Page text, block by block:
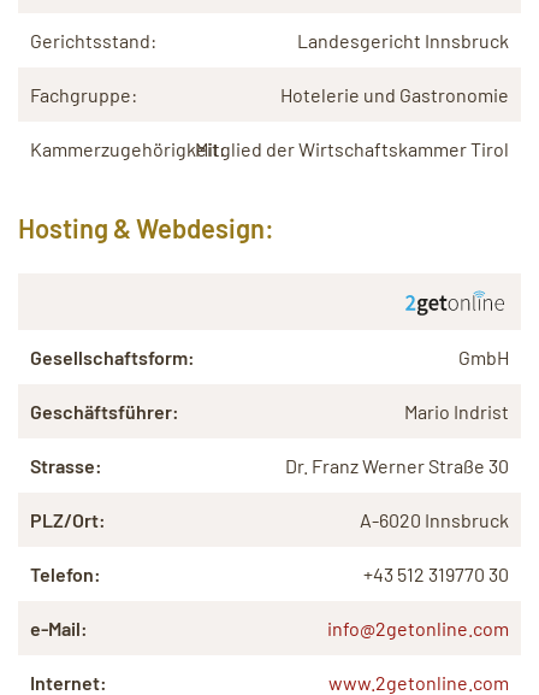
Gerichtsstand: Landesgericht Innsbruck
Fachgruppe: Hotelerie und Gastronomie
Kammerzugehörigkeit:Mitglied der Wirtschaftskammer Tirol
Hosting & Webdesign:
Gesellschaftsform: GmbH
Geschäftsführer: Mario Indrist
Strasse: Dr. Franz Werner Straße 30
PLZ/Ort: A-6020 Innsbruck
Telefon: +43 512 319770 30
e-Mail: info@2getonline.com
Internet: www.2getonline.com